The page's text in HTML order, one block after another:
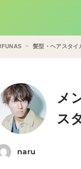
髪型・ヘアスタイ
メ
ス
naru